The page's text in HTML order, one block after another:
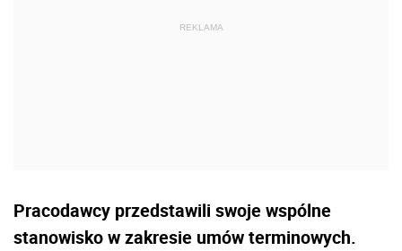
Pracodawcy przedstawili swoje wspólne
stanowisko w zakresie umów terminowych.